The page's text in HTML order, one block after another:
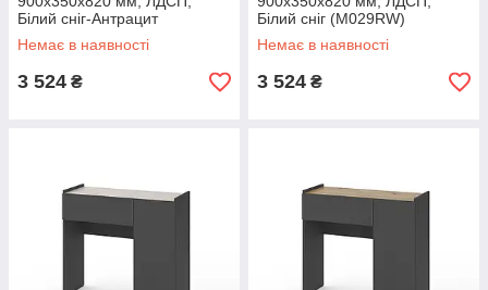
Білий сніг-Антрацит
(M029RWA)
Немає в наявності
3 524 ₴
Білий сніг (M029RW)
Немає в наявності
3 524 ₴